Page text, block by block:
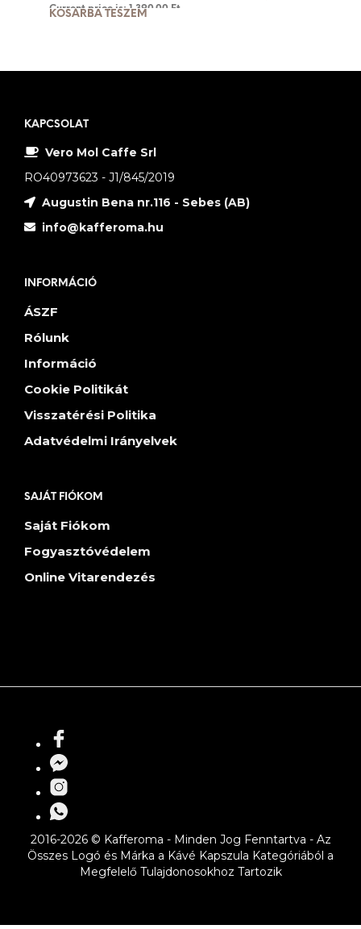
Current price is: 1,390.00 Ft.
KOSÁRBA TESZEM
KAPCSOLAT
Vero Mol Caffe Srl
RO40973623 - J1/845/2019
Augustin Bena nr.116 - Sebes (AB)
info@kafferoma.hu
INFORMÁCIÓ
ÁSZF
Rólunk
Információ
Cookie Politikát
Visszatérési Politika
Adatvédelmi Irányelvek
SAJÁT FIÓKOM
Saját Fiókom
Fogyasztóvédelem
Online Vitarendezés
2016-2026 © Kafferoma - Minden Jog Fenntartva - Az
Összes Logó és Márka a Kávé Kapszula Kategóriából a
Megfelelő Tulajdonosokhoz Tartozik